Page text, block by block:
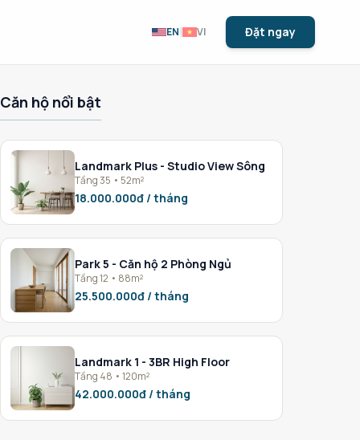
EN| VI Đặt ngay
Căn hộ nổi bật
Landmark Plus - Studio View Sông
Tầng 35 • 52m²
18.000.000đ / tháng
Park 5 - Căn hộ 2 Phòng Ngủ
Tầng 12 • 88m²
25.500.000đ / tháng
Landmark 1 - 3BR High Floor
Tầng 48 • 120m²
42.000.000đ / tháng